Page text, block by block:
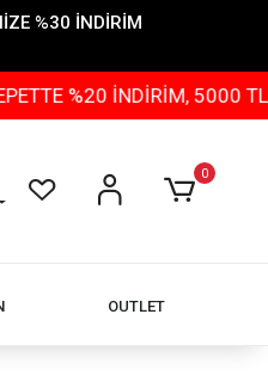
%30 İNDİRİM
İNDİRİM, 5000 TL ÜZERİ
0
OUTLET